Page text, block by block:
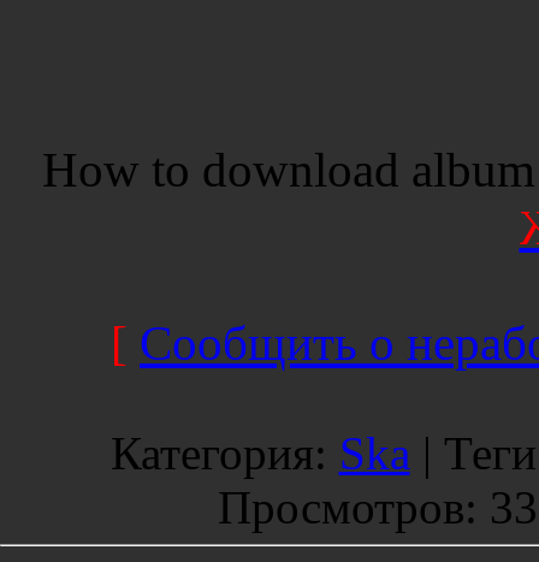
How to download
[ Сообщить о
Категория: Ska | Теги
Просмотров: